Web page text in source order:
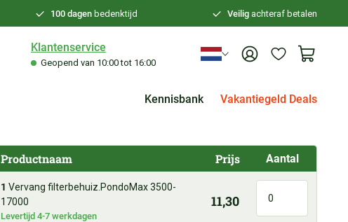
100 dagenbedenktijd Veiligachteraf betalen
Klantenservice
Geopend van 10:00 tot 16:00
Kennisbank Vakantiegeld Deals
Productnaam Prijs Aantal
1 Vervang filterbehuiz.PondoMax 3500-
17000
Levertijd 4-7 werkdagen
11,30